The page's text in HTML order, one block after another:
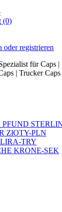
(0)
oder registrieren
für Caps |
| Trucker
PFUND
ZłOTY-PLN
TRY
KRONE-SEK